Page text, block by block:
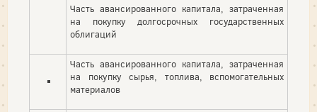
Часть авансированного капитала, затраченная
на покупку долгосрочных государственных
облигаций
Часть авансированного капитала, затраченная
на покупку сырья, топлива, вспомогательных
материалов